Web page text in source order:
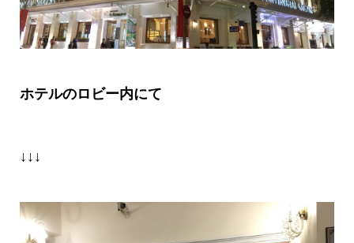
ホテルのロビー内にて
↓↓↓